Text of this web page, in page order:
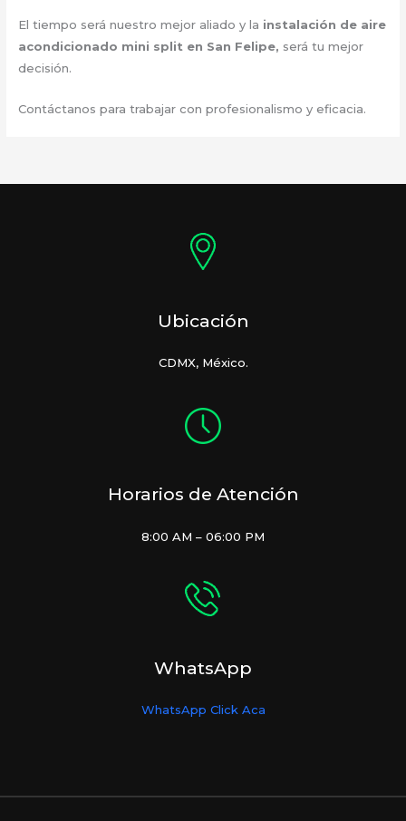
El tiempo será nuestro mejor aliado y la instalación de aire
acondicionado mini split en San Felipe, será tu mejor
decisión.
Contáctanos para trabajar con profesionalismo y eficacia.
Ubicación
CDMX, México.
Horarios de Atención
8:00 AM – 06:00 PM
WhatsApp
WhatsApp Click Aca